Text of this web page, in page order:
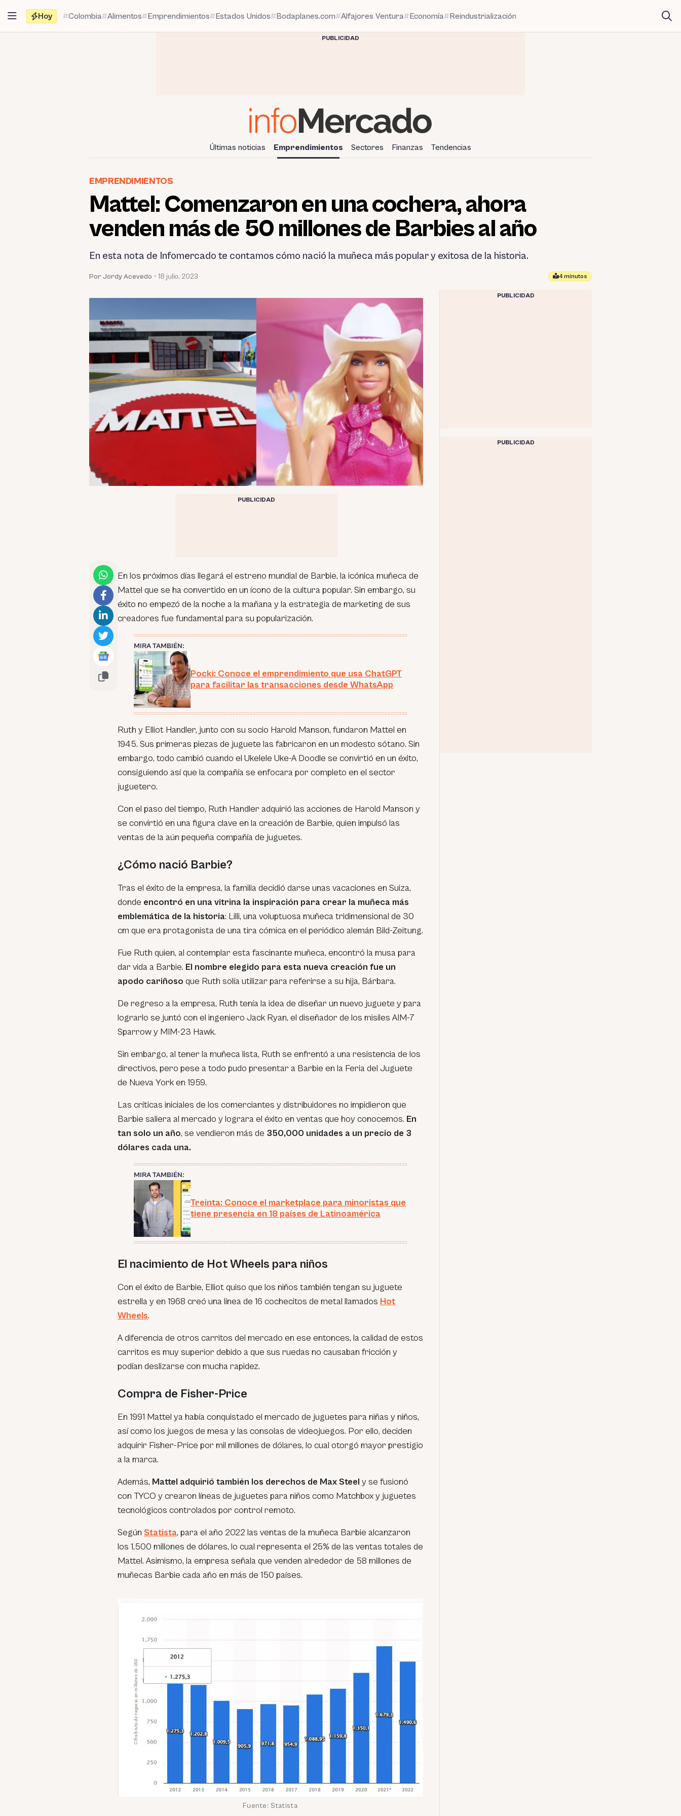
contenido
Hoy Colombia Alimentos Emprendimientos Estados Unidos Bodaplanes.com Alfajores Ventura Economía Reindustrialización
PUBLICIDAD
Últimas noticias Emprendimientos Sectores Finanzas Tendencias
EMPRENDIMIENTOS
Mattel: Comenzaron en una cochera, ahora
venden más de 50 millones de Barbies al año
En esta nota de Infomercado te contamos cómo nació la muñeca más popular y exitosa de la historia.
Por Jordy Acevedo • 18 julio, 2023 4 minutos
PUBLICIDAD
En los próximos días llegará el estreno mundial de Barbie, la icónica muñeca de
Mattel que se ha convertido en un ícono de la cultura popular. Sin embargo, su
éxito no empezó de la noche a la mañana y la estrategia de marketing de sus
creadores fue fundamental para su popularización.
MIRA TAMBIÉN:
Pocki: Conoce el emprendimiento que usa ChatGPT
para facilitar las transacciones desde WhatsApp
Ruth y Elliot Handler, junto con su socio Harold Manson, fundaron Mattel en
1945. Sus primeras piezas de juguete las fabricaron en un modesto sótano. Sin
embargo, todo cambió cuando el Ukelele Uke-A Doodle se convirtió en un éxito,
consiguiendo así que la compañía se enfocara por completo en el sector
juguetero.
Con el paso del tiempo, Ruth Handler adquirió las acciones de Harold Manson y
se convirtió en una figura clave en la creación de Barbie, quien impulsó las
ventas de la aún pequeña compañía de juguetes.
¿Cómo nació Barbie?
Tras el éxito de la empresa, la familia decidió darse unas vacaciones en Suiza,
donde encontró en una vitrina la inspiración para crear la muñeca más
emblemática de la historia: Lilli, una voluptuosa muñeca tridimensional de 30
cm que era protagonista de una tira cómica en el periódico alemán Bild-Zeitung.
Fue Ruth quien, al contemplar esta fascinante muñeca, encontró la musa para
dar vida a Barbie. El nombre elegido para esta nueva creación fue un
apodo cariñoso que Ruth solía utilizar para referirse a su hija, Bárbara.
De regreso a la empresa, Ruth tenía la idea de diseñar un nuevo juguete y para
lograrlo se juntó con el ingeniero Jack Ryan, el diseñador de los misiles AIM-7
Sparrow y MIM-23 Hawk.
Sin embargo, al tener la muñeca lista, Ruth se enfrentó a una resistencia de los
directivos, pero pese a todo pudo presentar a Barbie en la Feria del Juguete
de Nueva York en 1959.
Las críticas iniciales de los comerciantes y distribuidores no impidieron que
Barbie saliera al mercado y lograra el éxito en ventas que hoy conocemos. En
tan solo un año, se vendieron más de 350,000 unidades a un precio de 3
dólares cada una.
MIRA TAMBIÉN:
Treinta: Conoce el marketplace para minoristas que
tiene presencia en 18 países de Latinoamérica
El nacimiento de Hot Wheels para niños
Con el éxito de Barbie, Elliot quiso que los niños también tengan su juguete
estrella y en 1968 creó una línea de 16 cochecitos de metal llamados Hot
Wheels.
A diferencia de otros carritos del mercado en ese entonces, la calidad de estos
carritos es muy superior debido a que sus ruedas no causaban fricción y
podían deslizarse con mucha rapidez.
Compra de Fisher-Price
En 1991 Mattel ya había conquistado el mercado de juguetes para niñas y niños,
así como los juegos de mesa y las consolas de videojuegos. Por ello, deciden
adquirir Fisher-Price por mil millones de dólares, lo cual otorgó mayor prestigio
a la marca.
Además, Mattel adquirió también los derechos de Max Steel y se fusionó
con TYCO y crearon líneas de juguetes para niños como Matchbox y juguetes
tecnológicos controlados por control remoto.
Según Statista, para el año 2022 las ventas de la muñeca Barbie alcanzaron
los 1,500 millones de dólares, lo cual representa el 25% de las ventas totales de
Mattel. Asimismo, la empresa señala que venden alrededor de 58 millones de
muñecas Barbie cada año en más de 150 países.
Fuente: Statista
PUBLICIDAD
PUBLICIDAD